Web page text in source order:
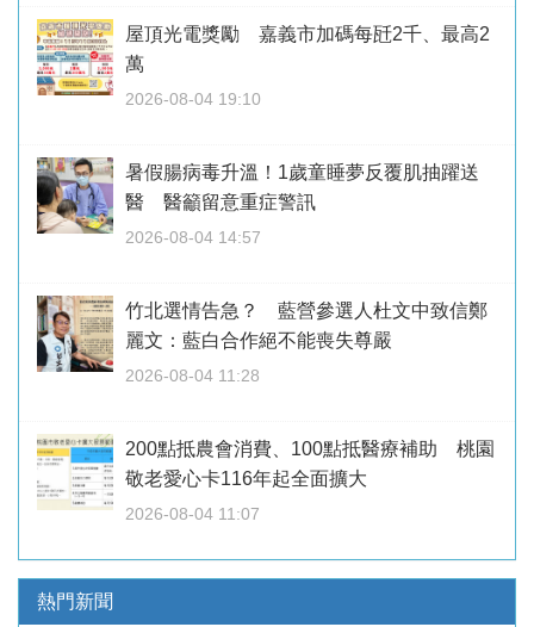
屋頂光電獎勵 嘉義市加碼每瓩2千、最高2
萬
2026-08-04 19:10
暑假腸病毒升溫！1歲童睡夢反覆肌抽躍送
醫 醫籲留意重症警訊
2026-08-04 14:57
竹北選情告急？ 藍營參選人杜文中致信鄭
麗文：藍白合作絕不能喪失尊嚴
2026-08-04 11:28
200點抵農會消費、100點抵醫療補助 桃園
敬老愛心卡116年起全面擴大
2026-08-04 11:07
熱門新聞